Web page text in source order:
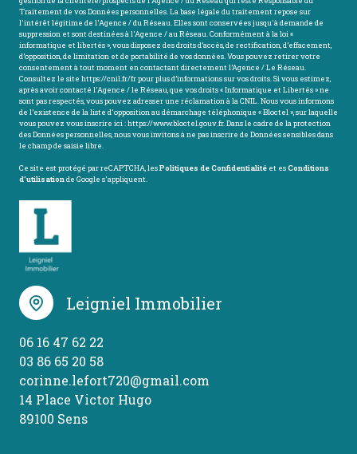
Traitement de vos Données personnelles. La base légale du traitement repose sur
l'intérêt légitime de l'Agence / du Réseau. Elles sont conservées jusqu'à demande de
suppression et sont destinées à l'Agence / au Réseau. Conformément à la loi «
informatique et libertés », vous disposez des droits d’accès, de rectification, d’effacement,
d’opposition, de limitation et de portabilité de vos données. Vous pouvez retirer votre
consentement à tout moment en contactant directement l’Agence / Le Réseau.
Consultez le site https://cnil.fr/frpour plus d’informations sur vos droits. Si vous estimez,
après avoir contacté l'Agence / le Réseau, que vos droits « Informatique et Libertés » ne
sont pas respectés, vous pouvez adresser une réclamation à la CNIL. Nous vous informons
de l’existence de la liste d'opposition au démarchage téléphonique « Bloctel », sur laquelle
vous pouvez vous inscrire ici :https://www.bloctel.gouv.fr. Dans le cadre de la protection
des Données personnelles, nous vous invitons à ne pas inscrire de Données sensibles dans
le champ de saisie libre.
Ce site est protégé par reCAPTCHA, lesPolitiques de Confidentialité et esConditions
d'utilisationde Google s'appliquent.
Leigniel Immobilier
06 16 47 62 22
03 86 65 20 58
corinne.lefort720@gmail.com
14 Place Victor Hugo
89100 Sens